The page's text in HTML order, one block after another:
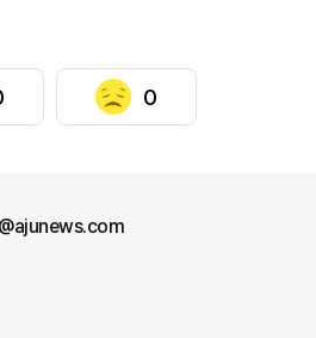
0